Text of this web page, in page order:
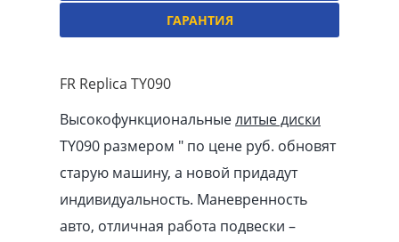
ГАРАНТИЯ
FR Replica TY090
Высокофункциональныелитые диски
TY090 размером ″ по цене руб. обновят
старую машину, а новой придадут
индивидуальность. Маневренность
авто, отличная работа подвески –